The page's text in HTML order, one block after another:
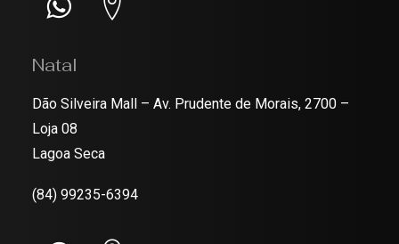
Natal
Dão Silveira Mall – Av. Prudente de Morais, 2700 –
Loja 08
Lagoa Seca
(84) 99235-6394